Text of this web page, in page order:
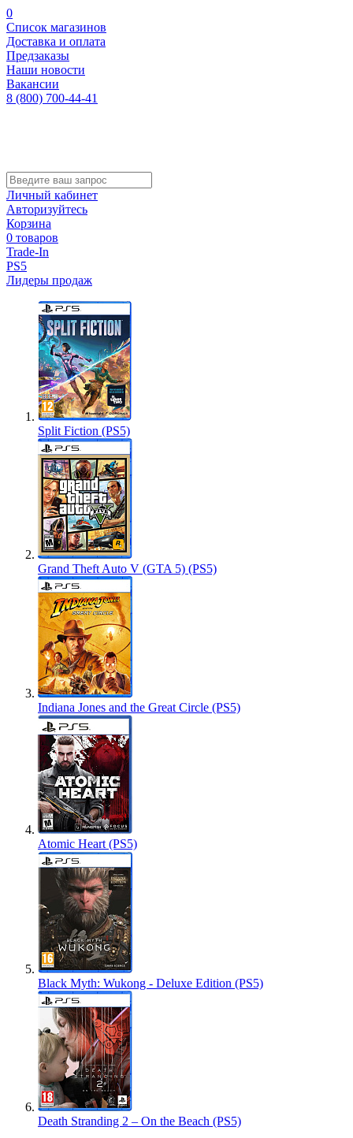
0
Список магазинов
Доставка и оплата
Предзаказы
Наши новости
Вакансии
8 (800) 700-44-41
Личный кабинет
Авторизуйтесь
Корзина
0 товаров
Trade-In
PS5
Лидеры продаж
Split Fiction (PS5)
Grand Theft Auto V (GTA 5) (PS5)
Indiana Jones and the Great Circle (PS5)
Atomic Heart (PS5)
Black Myth: Wukong - Deluxe Edition (PS5)
Death Stranding 2 – On the Beach (PS5)